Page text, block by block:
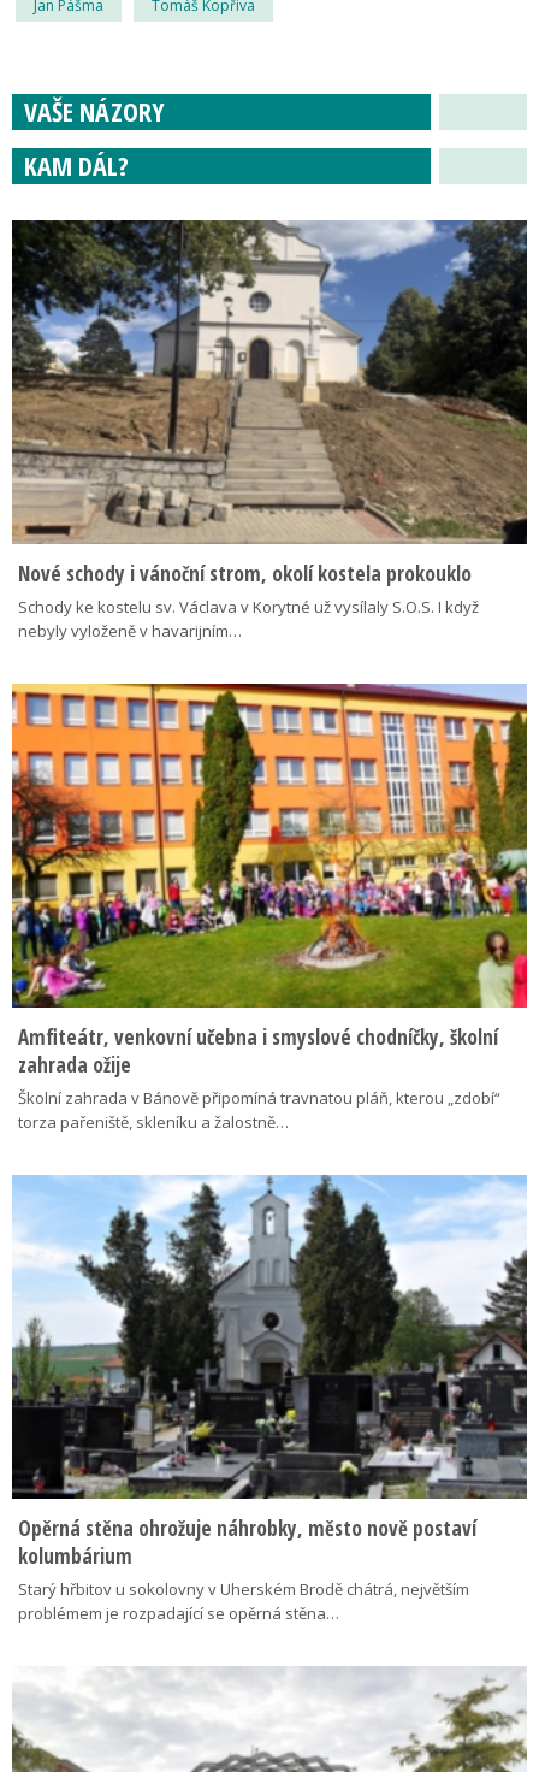
Jan Pášma Tomáš Kopřiva
VAŠE NÁZORY
KAM DÁL?
Nové schody i vánoční strom, okolí kostela prokouklo
Schody ke kostelu sv. Václava v Korytné už vysílaly S.O.S. I když
nebyly vyloženě v havarijním…
Amfiteátr, venkovní učebna i smyslové chodníčky, školní
zahrada ožije
Školní zahrada v Bánově připomíná travnatou pláň, kterou „zdobí“
torza pařeniště, skleníku a žalostně…
Opěrná stěna ohrožuje náhrobky, město nově postaví
kolumbárium
Starý hřbitov u sokolovny v Uherském Brodě chátrá, největším
problémem je rozpadající se opěrná stěna…